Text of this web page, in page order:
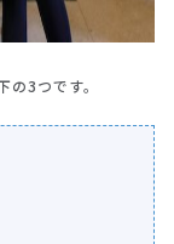
3つです。